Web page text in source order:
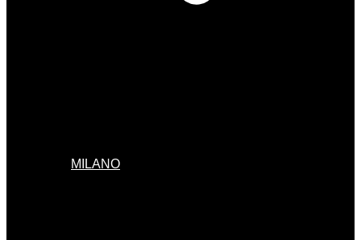
MILANO